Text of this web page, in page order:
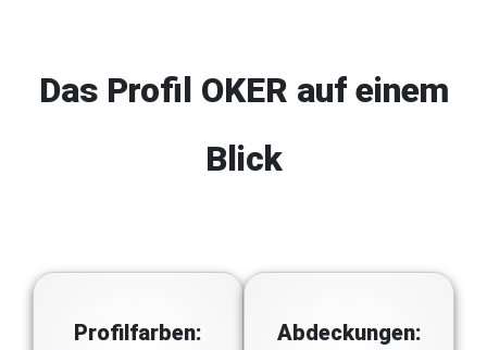
Das Profil OKER auf einem
Blick
Profilfarben: Abdeckungen: